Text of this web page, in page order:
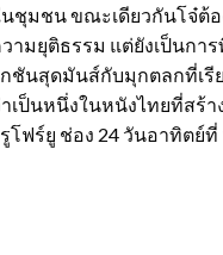
นชุมชน ขณะเดียวกันโจ๋
มยุติธรรม แต่ยังเป็นก
ชันสุดมันส์กับมุกตลกที่เรี
ป็นหนึ่งในหนังไทยที่สร้
ร์ยู ช่อง 24 วันอาทิตย์ที่